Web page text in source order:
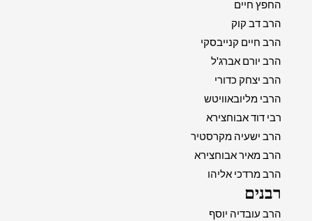
החפץ חיים
הרב דב קוק
הרב חיים קנייבסקי
הרב יורם אברג'ל
הרב יצחק כדורי
הרבי מליובאוויטש
רבי דוד אבוחצירא
הרב ישעיה מקרסטיר
הרב מאיר אבוחצירא
הרב מרדכי אליהו
רבנים
הרב עובדיה יוסף